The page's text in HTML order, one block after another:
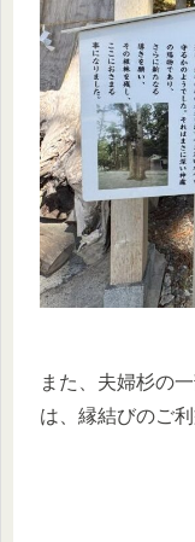
また、夫婦杉の
は、縁結びのご